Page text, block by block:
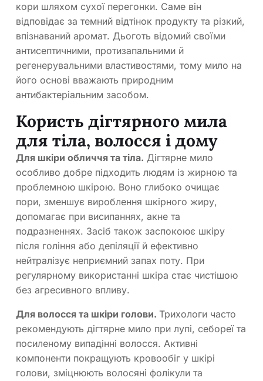
кори шляхом сухої перегонки. Саме він
відповідає за темний відтінок продукту та різкий,
впізнаваний аромат. Дьоготь відомий своїми
антисептичними, протизапальними й
регенерувальними властивостями, тому мило на
його основі вважають природним
антибактеріальним засобом.
Користь дігтярного мила
для тіла, волосся і дому
Для шкіри обличчя та тіла. Дігтярне мило
особливо добре підходить людям із жирною та
проблемною шкірою. Воно глибоко очищає
пори, зменшує вироблення шкірного жиру,
допомагає при висипаннях, акне та
подразненнях. Засіб також заспокоює шкіру
після гоління або депіляції й ефективно
нейтралізує неприємний запах поту. При
регулярному використанні шкіра стає чистішою
без агресивного впливу.
Для волосся та шкіри голови. Трихологи часто
рекомендують дігтярне мило при лупі, себореї та
посиленому випадінні волосся. Активні
компоненти покращують кровообіг у шкірі
голови, зміцнюють волосяні фолікули та